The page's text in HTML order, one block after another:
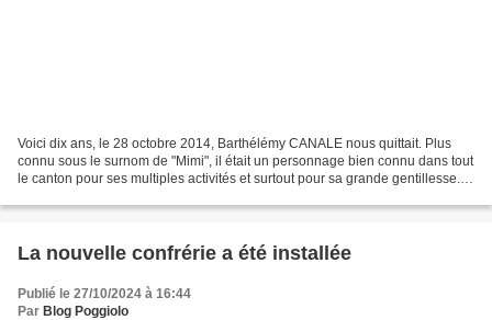
Voici dix ans, le 28 octobre 2014, Barthélémy CANALE nous quittait. Plus
connu sous le surnom de "Mimi", il était un personnage bien connu dans tout
le canton pour ses multiples activités et surtout pour sa grande gentillesse. Il
La nouvelle confrérie a été installée
Publié le 27/10/2024 à 16:44
Par Blog Poggiolo